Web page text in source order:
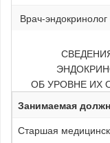
Врач-эндокринолог
ОБ УРОВНЕ ИХ
Занимаемая
Старшая